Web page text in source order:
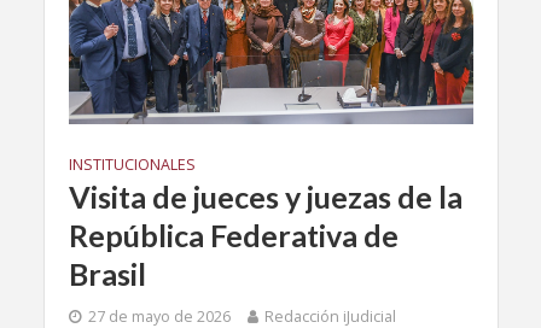
INSTITUCIONALES
Visita de jueces y juezas de la
República Federativa de
Brasil
27 de mayo de 2026 Redacción iJudicial